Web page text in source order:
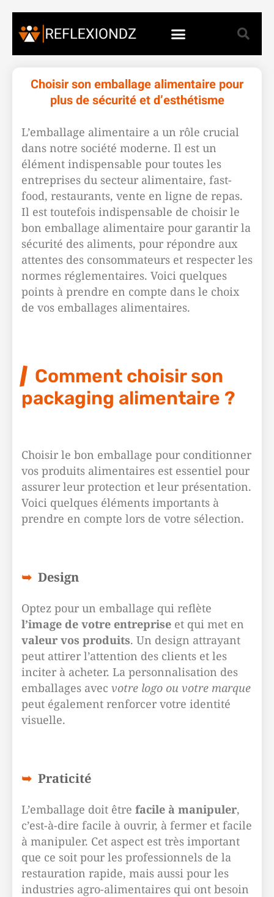
Choisir son emballage alimentaire pour
plus de sécurité et d’esthétisme
L’emballage alimentaire a un rôle crucial
dans notre société moderne. Il est un
élément indispensable pour toutes les
entreprises du secteur alimentaire, fast-
food, restaurants, vente en ligne de repas.
Il est toutefois indispensable de choisir le
bon emballage alimentaire pour garantir la
sécurité des aliments, pour répondre aux
attentes des consommateurs et respecter les
normes réglementaires. Voici quelques
points à prendre en compte dans le choix
de vos emballages alimentaires.
Comment choisir son
packaging alimentaire ?
Choisir le bon emballage pour conditionner
vos produits alimentaires est essentiel pour
assurer leur protection et leur présentation.
Voici quelques éléments importants à
prendre en compte lors de votre sélection.
Design
Optez pour un emballage qui reflète
l’image de votre entreprise et qui met en
valeur vos produits. Un design attrayant
peut attirer l’attention des clients et les
inciter à acheter. La personnalisation des
emballages avec votre logo ou votre marque
peut également renforcer votre identité
visuelle.
Praticité
L’emballage doit être facile à manipuler,
c’est-à-dire facile à ouvrir, à fermer et facile
à manipuler. Cet aspect est très important
que ce soit pour les professionnels de la
restauration rapide, mais aussi pour les
industries agro-alimentaires qui ont besoin